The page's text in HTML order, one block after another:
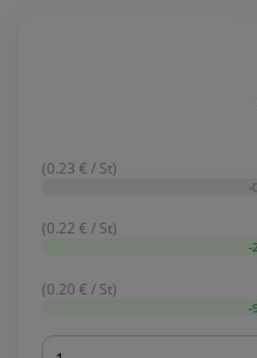
(0.23 € / St)
-
(0.22 € / St)
-
(0.20 € / St)
-
Menge